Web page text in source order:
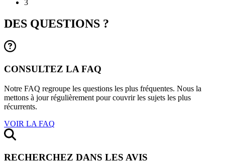
3
DES QUESTIONS ?
CONSULTEZ LA FAQ
Notre FAQ regroupe les questions les plus fréquentes. Nous la
mettons à jour régulièrement pour couvrir les sujets les plus
récurrents.
VOIR LA FAQ
RECHERCHEZ DANS LES AVIS